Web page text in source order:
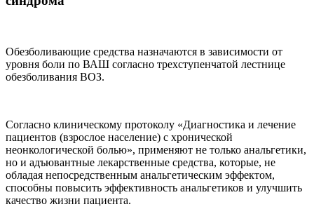
Обезболивающие средства назначаются в зависимости от
уровня боли по ВАШ согласно трехступенчатой лестнице
обезболивания ВОЗ.
Согласно клиническому протоколу «Диагностика и лечение
пациентов (взрослое население) с хронической
неонкологической болью», применяют не только анальгетики,
но и адъювантные лекарственные средства, которые, не
обладая непосредственным анальгетическим эффектом,
способны повысить эффективность анальгетиков и улучшить
качество жизни пациента.